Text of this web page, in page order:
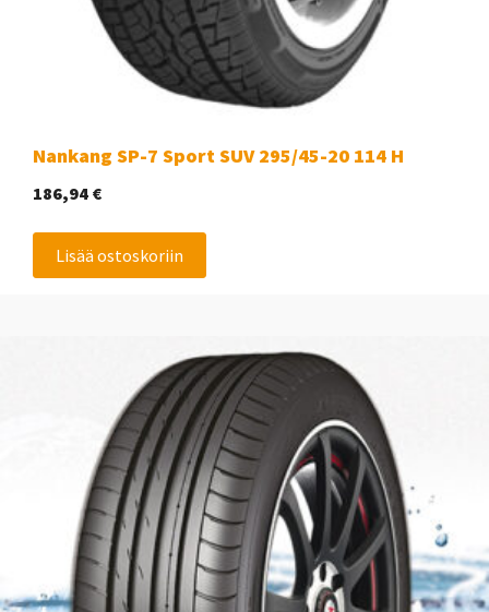
Nankang SP-7 Sport SUV 295/45-20 114 H
186,94 €
Lisää ostoskoriin